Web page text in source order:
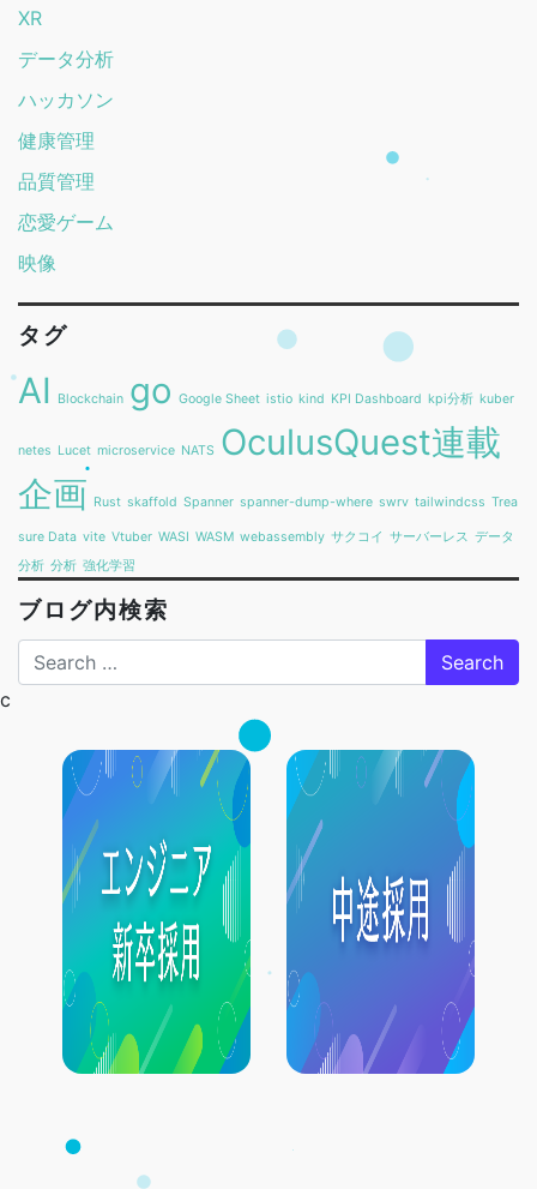
XR
データ分析
ハッカソン
健康管理
品質管理
恋愛ゲーム
映像
タグ
AI Blockchain go Google Sheet istio kind KPI Dashboard kpi分析 kuber
netes Lucet microservice NATS OculusQuest連載
企画 Rust skaffold Spanner spanner-dump-where swrv tailwindcss Trea
sure Data vite Vtuber WASI WASM webassembly サクコイ サーバーレス データ
分析 分析 強化学習
ブログ内検索
Search
c